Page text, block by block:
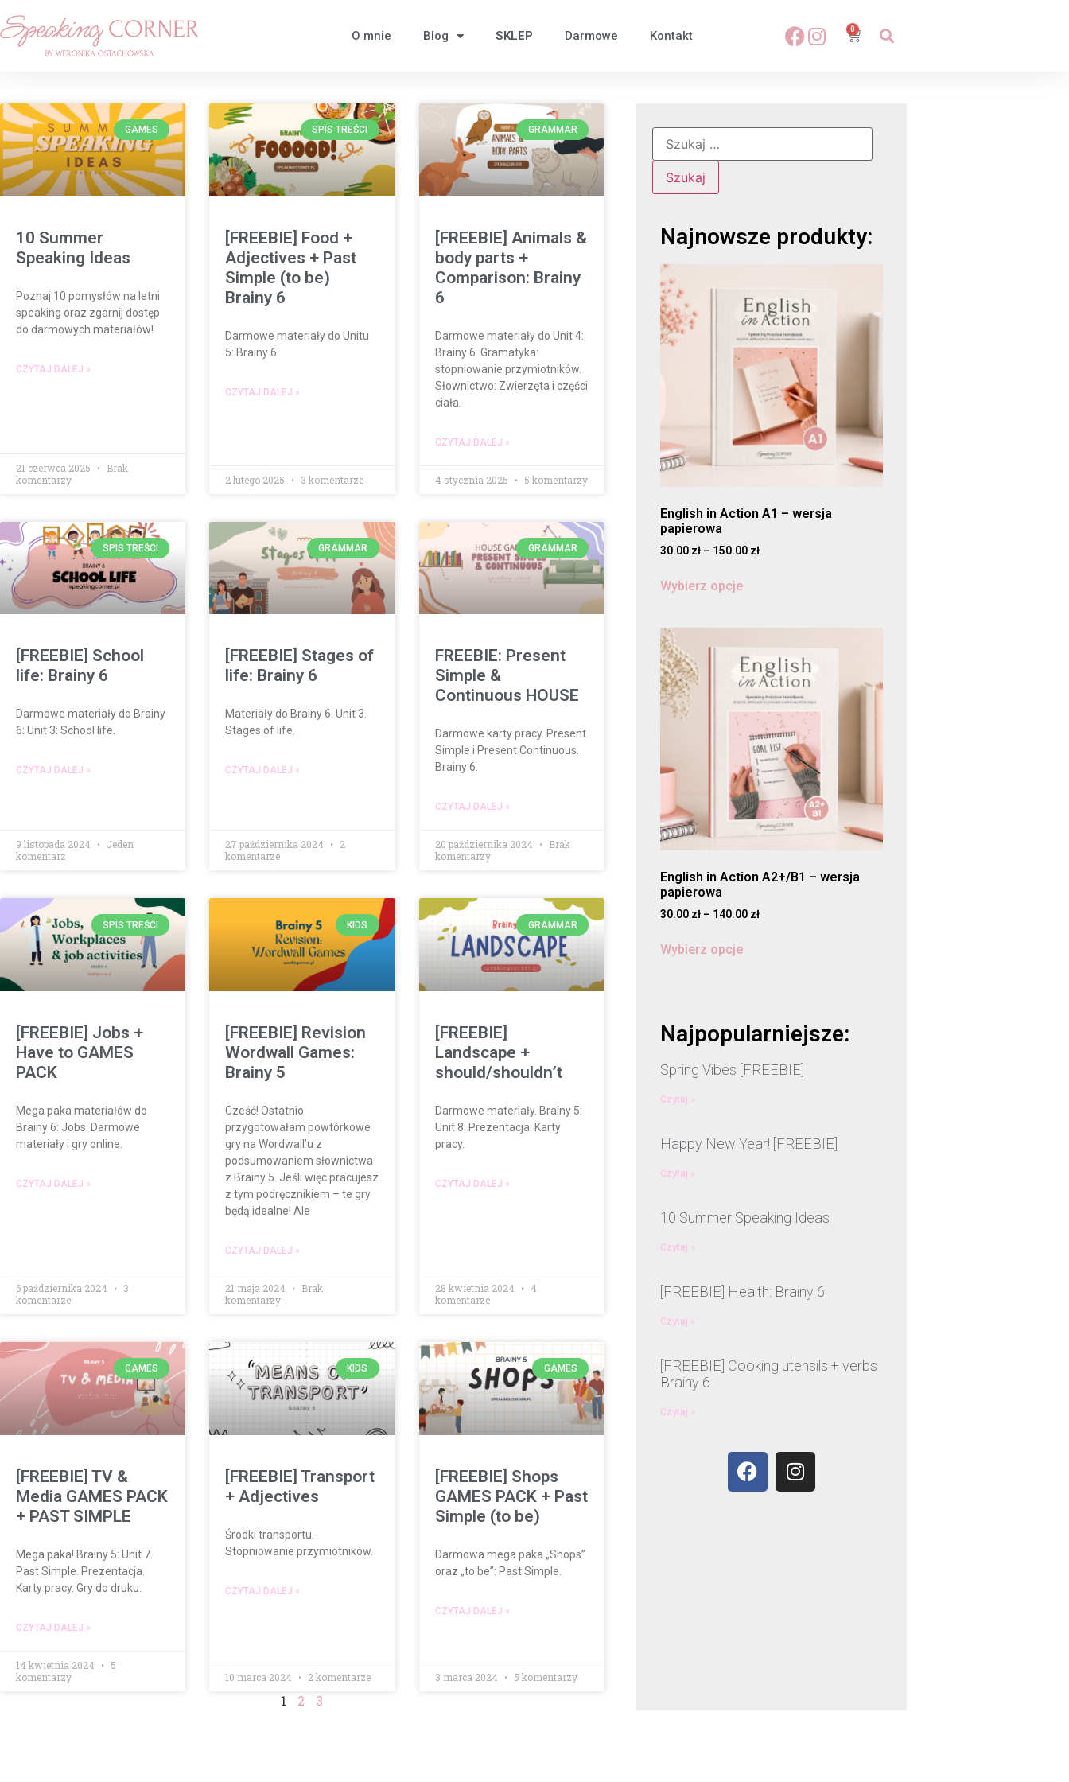
O mnie Blog SKLEP Darmowe Kontakt 0
GAMES
10 Summer
Speaking Ideas
Poznaj 10 pomysłów na letni
speaking oraz zgarnij dostęp
do darmowych materiałów!
CZYTAJ DALEJ »
21 czerwca 2025
Brak
komentarzy
SPIS TREŚCI
[FREEBIE] Food +
Adjectives + Past
Simple (to be)
Brainy 6
Darmowe materiały do Unitu
5: Brainy 6.
CZYTAJ DALEJ »
2 lutego 2025 3 komentarze
GRAMMAR
[FREEBIE] Animals &
body parts +
Comparison: Brainy
6
Darmowe materiały do Unit 4:
Brainy 6. Gramatyka:
stopniowanie przymiotników.
Słownictwo: Zwierzęta i części
ciała.
CZYTAJ DALEJ »
4 stycznia 2025 5 komentarzy
SPIS TREŚCI
[FREEBIE] School
life: Brainy 6
Darmowe materiały do Brainy
6: Unit 3: School life.
CZYTAJ DALEJ »
9 listopada 2024
Jeden
komentarz
GRAMMAR
[FREEBIE] Stages of
life: Brainy 6
Materiały do Brainy 6. Unit 3.
Stages of life.
CZYTAJ DALEJ »
27 października 2024
2
komentarze
GRAMMAR
FREEBIE: Present
Simple &
Continuous HOUSE
Darmowe karty pracy. Present
Simple i Present Continuous.
Brainy 6.
CZYTAJ DALEJ »
20 października 2024
Brak
komentarzy
SPIS TREŚCI
[FREEBIE] Jobs +
Have to GAMES
PACK
Mega paka materiałów do
Brainy 6: Jobs. Darmowe
materiały i gry online.
CZYTAJ DALEJ »
6 października 2024
3
komentarze
KIDS
[FREEBIE] Revision
Wordwall Games:
Brainy 5
Cześć! Ostatnio
przygotowałam powtórkowe
gry na Wordwall’u z
podsumowaniem słownictwa
z Brainy 5. Jeśli więc pracujesz
z tym podręcznikiem – te gry
będą idealne! Ale
CZYTAJ DALEJ »
21 maja 2024
Brak
komentarzy
GRAMMAR
[FREEBIE]
Landscape +
should/shouldn’t
Darmowe materiały. Brainy 5:
Unit 8. Prezentacja. Karty
pracy.
CZYTAJ DALEJ »
28 kwietnia 2024
4
komentarze
GAMES
[FREEBIE] TV &
Media GAMES PACK
+ PAST SIMPLE
Mega paka! Brainy 5: Unit 7.
Past Simple. Prezentacja.
Karty pracy. Gry do druku.
CZYTAJ DALEJ »
14 kwietnia 2024
5
komentarzy
KIDS
[FREEBIE] Transport
+ Adjectives
Środki transportu.
Stopniowanie przymiotników.
CZYTAJ DALEJ »
10 marca 2024 2 komentarze
GAMES
[FREEBIE] Shops
GAMES PACK + Past
Simple (to be)
Darmowa mega paka „Shops”
oraz „to be”: Past Simple.
CZYTAJ DALEJ »
3 marca 2024 5 komentarzy
1 2 3
Najnowsze produkty:
English in Action A1 – wersja
papierowa
30.00 zł – 150.00 zł
Wybierz opcje
English in Action A2+/B1 – wersja
papierowa
30.00 zł – 140.00 zł
Wybierz opcje
Najpopularniejsze:
Spring Vibes [FREEBIE]
Czytaj »
Happy New Year! [FREEBIE]
Czytaj »
10 Summer Speaking Ideas
Czytaj »
[FREEBIE] Health: Brainy 6
Czytaj »
[FREEBIE] Cooking utensils + verbs
Brainy 6
Czytaj »